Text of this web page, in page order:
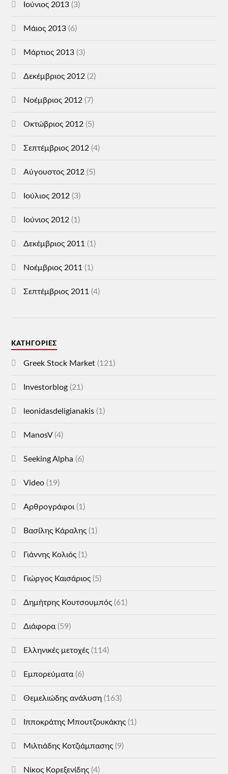
Ιούνιος 2013 (3)
Μάιος 2013 (6)
Μάρτιος 2013 (3)
Δεκέμβριος 2012 (2)
Νοέμβριος 2012 (7)
Οκτώβριος 2012 (5)
Σεπτέμβριος 2012 (4)
Αύγουστος 2012 (5)
Ιούλιος 2012 (3)
Ιούνιος 2012 (1)
Δεκέμβριος 2011 (1)
Νοέμβριος 2011 (1)
Σεπτέμβριος 2011 (4)
KΑΤΗΓΟΡΊΕΣ
Greek Stock Market (121)
Investorblog (21)
leonidasdeligianakis (1)
ManosV(4)
Seeking Alpha (6)
Video (19)
Αρθρογράφοι (1)
Βασίλης Κάραλης (1)
Γιάννης Κολιός (1)
Γιώργος Καισάριος (5)
Δημήτρης Κουτσουμπός (61)
Διάφορα (59)
Ελληνικές μετοχές (114)
Εμπορεύματα (6)
Θεμελιώδης ανάλυση (163)
Ιπποκράτης Μπουτζουκάκης (1)
Μιλτιάδης Κοτζιάμπασης (9)
Νίκος Κορεξενίδης (4)